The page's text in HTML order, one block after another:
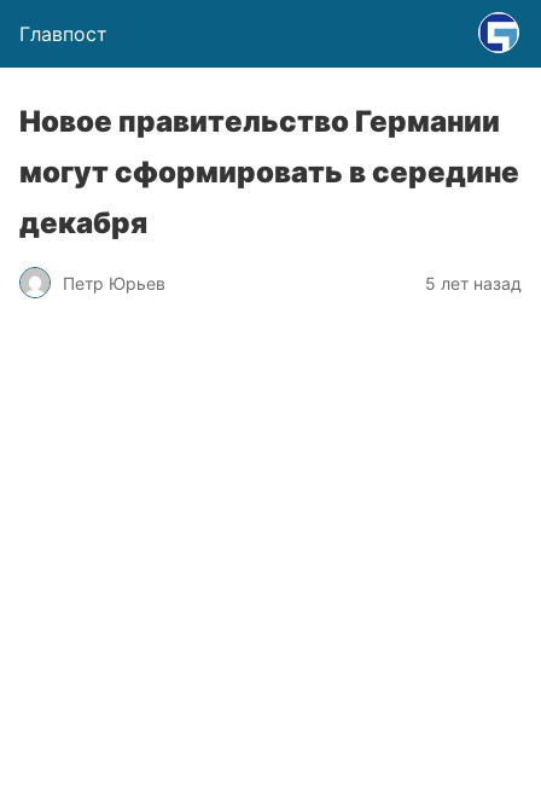
Главпост
Новое правительство Германии
могут сформировать в середине
декабря
Петр Юрьев 5 лет назад